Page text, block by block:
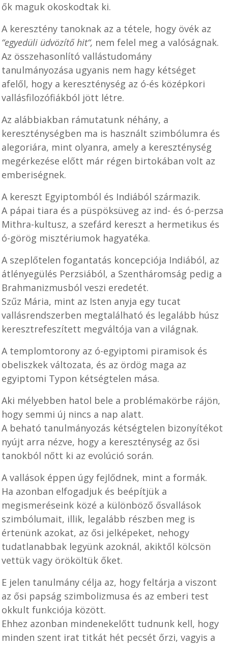
ők maguk okoskodtak ki.
A keresztény tanoknak az a tétele, hogy övék az
“egyedüli üdvözítő hit“, nem felel meg a valóságnak.
Az összehasonlító vallástudomány
tanulmányozása ugyanis nem hagy kétséget
afelől, hogy a kereszténység az ó-és középkori
vallásfilozófiákból jött létre.
Az alábbiakban rámutatunk néhány, a
kereszténységben ma is használt szimbólumra és
alegoriára, mint olyanra, amely a kereszténység
megérkezése előtt már régen birtokában volt az
emberiségnek.
A kereszt Egyiptomból és Indiából származik.
A pápai tiara és a püspöksüveg az ind- és ó-perzsa
Mithra-kultusz, a szefárd kereszt a hermetikus és
ó-görög misztériumok hagyatéka.
A szeplőtelen fogantatás koncepciója Indiából, az
átlényegülés Perzsiából, a Szentháromság pedig a
Brahmanizmusból veszi eredetét.
Szűz Mária, mint az Isten anyja egy tucat
vallásrendszerben megtalálható és legalább húsz
keresztrefeszített megváltója van a világnak.
A templomtorony az ó-egyiptomi piramisok és
obeliszkek változata, és az ördög maga az
egyiptomi Typon kétségtelen mása.
Aki mélyebben hatol bele a problémakörbe rájön,
hogy semmi új nincs a nap alatt.
A beható tanulmányozás kétségtelen bizonyítékot
nyújt arra nézve, hogy a kereszténység az ősi
tanokból nőtt ki az evolúció során.
A vallások éppen úgy fejlődnek, mint a formák.
Ha azonban elfogadjuk és beépítjük a
megismeréseink közé a különböző ősvallások
szimbólumait, illik, legalább részben meg is
értenünk azokat, az ősi jelképeket, nehogy
tudatlanabbak legyünk azoknál, akiktől kölcsön
vettük vagy örököltük őket.
E jelen tanulmány célja az, hogy feltárja a viszont
az ősi papság szimbolizmusa és az emberi test
okkult funkciója között.
Ehhez azonban mindenekelőtt tudnunk kell, hogy
minden szent irat titkát hét pecsét őrzi, vagyis a